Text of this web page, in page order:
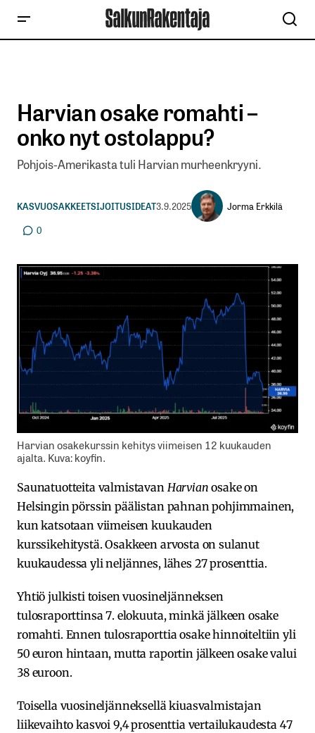
Harvian osake romahti –
onko nyt ostolappu?
Pohjois-Amerikasta tuli Harvian murheenkryyni.
KASVUOSAKKEETSIJOITUSIDEAT3.9.2025
Jorma Erkkilä
0
Harvian osakekurssin kehitys viimeisen 12 kuukauden
ajalta. Kuva: koyfin.
Saunatuotteita valmistavan Harvian osake on
Helsingin pörssin päälistan pahnan pohjimmainen,
kun katsotaan viimeisen kuukauden
kurssikehitystä. Osakkeen arvosta on sulanut
kuukaudessa yli neljännes, lähes 27 prosenttia.
Yhtiö julkisti toisen vuosineljänneksen
tulosraporttinsa 7. elokuuta, minkä jälkeen osake
romahti. Ennen tulosraporttia osake hinnoiteltiin yli
50 euron hintaan, mutta raportin jälkeen osake valui
38 euroon.
Toisella vuosineljänneksellä kiuasvalmistajan
liikevaihto kasvoi 9,4 prosenttia vertailukaudesta 47